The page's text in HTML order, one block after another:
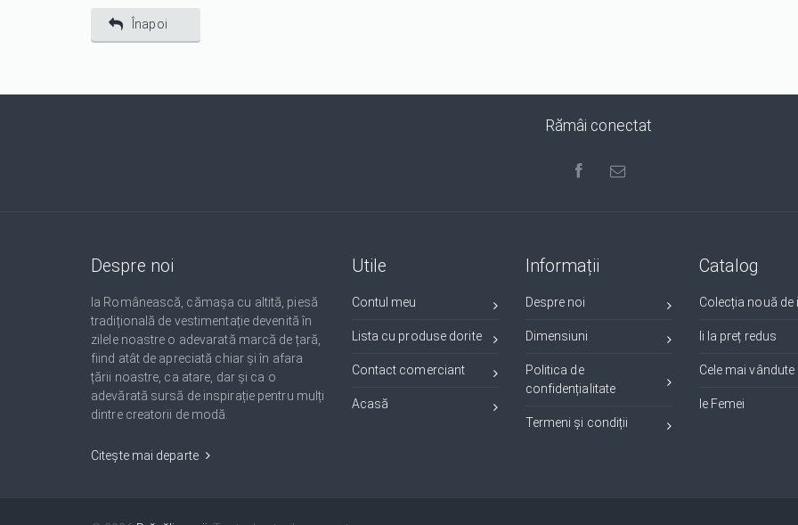
Înapoi
Rămâi conectat
Despre noi
Ia Românească, cămașa cu altită, piesă
tradițională de vestimentație devenită în
zilele noastre o adevarată marcă de țară,
fiind atât de apreciată chiar și în afara
țării noastre, ca atare, dar și ca o
adevărată sursă de inspirație pentru mulți
dintre creatorii de modă.
Citește mai departe
Utile
Contul meu
Lista cu produse dorite
Contact comerciant
Acasă
Informații
Despre noi
Dimensiuni
Politica de
confidențialitate
Termeni și condiții
Catalog
Colecția nouă de
Ii la preț redus
Cele mai vândute
Ie Femei